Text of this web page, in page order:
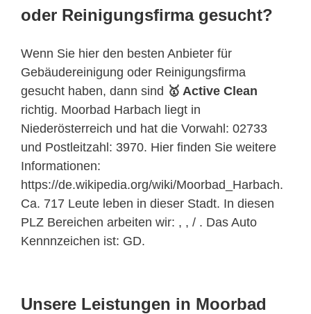
oder Reinigungsfirma gesucht?
Wenn Sie hier den besten Anbieter für
Gebäudereinigung oder Reinigungsfirma
gesucht haben, dann sind 🥇 Active Clean
richtig. Moorbad Harbach liegt in
Niederösterreich und hat die Vorwahl: 02733
und Postleitzahl: 3970. Hier finden Sie weitere
Informationen:
https://de.wikipedia.org/wiki/Moorbad_Harbach.
Ca. 717 Leute leben in dieser Stadt. In diesen
PLZ Bereichen arbeiten wir: , , / . Das Auto
Kennnzeichen ist: GD.
Unsere Leistungen in Moorbad